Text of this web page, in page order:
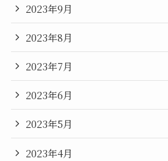
2023年9月
2023年8月
2023年7月
2023年6月
2023年5月
2023年4月